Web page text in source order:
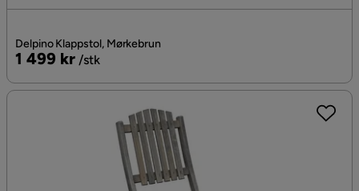
Delpino Klappstol, Mørkebrun
Pris
1 499 kr /stk